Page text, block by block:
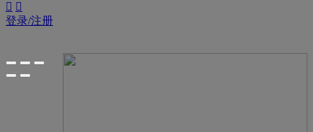
 
登录/注册